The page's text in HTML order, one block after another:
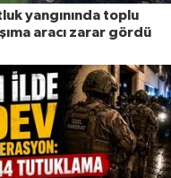
yangınında toplu
aracı zarar gördü